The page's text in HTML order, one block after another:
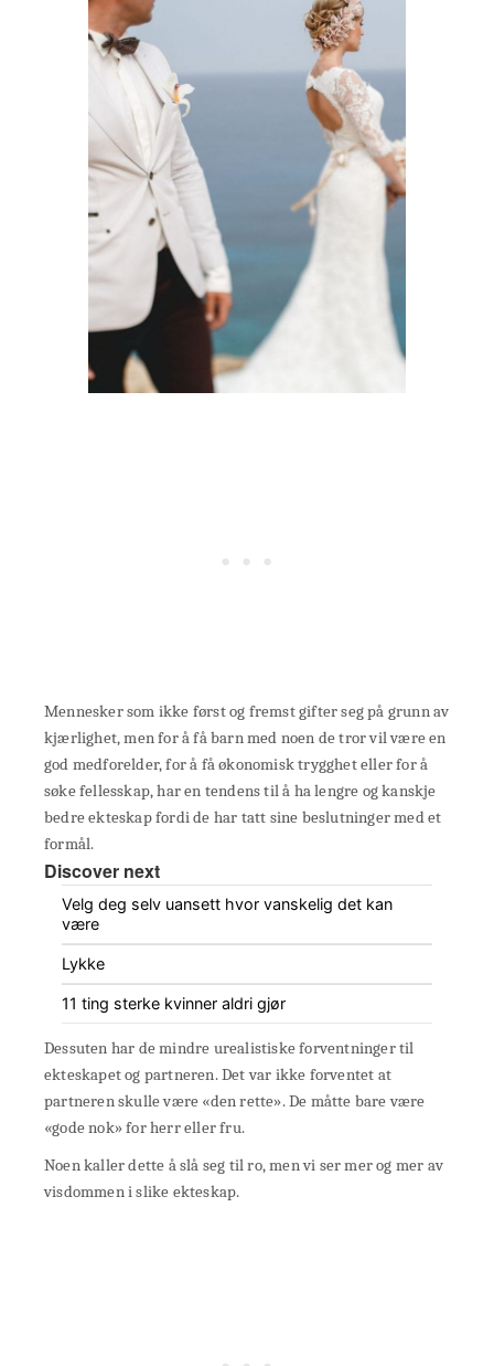
Mennesker som ikke først og fremst gifter seg på grunn av
kjærlighet, men for å få barn med noen de tror vil være en
god medforelder, for å få økonomisk trygghet eller for å
søke fellesskap, har en tendens til å ha lengre og kanskje
bedre ekteskap fordi de har tatt sine beslutninger med et
formål.
Discover next
Velg deg selv uansett hvor vanskelig det kan
være
Lykke
11 ting sterke kvinner aldri gjør
Dessuten har de mindre urealistiske forventninger til
ekteskapet og partneren. Det var ikke forventet at
partneren skulle være «den rette». De måtte bare være
«gode nok» for herr eller fru.
Noen kaller dette å slå seg til ro, men vi ser mer og mer av
visdommen i slike ekteskap.